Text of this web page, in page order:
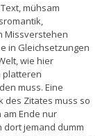
mühsam
Missverstehen
in Gleichsetzungen
wie hier
platteren
muss. Eine
des Zitates muss so
Ende nur
dort jemand dumm